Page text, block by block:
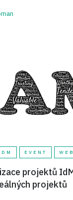
EVENT
projektů
projektů